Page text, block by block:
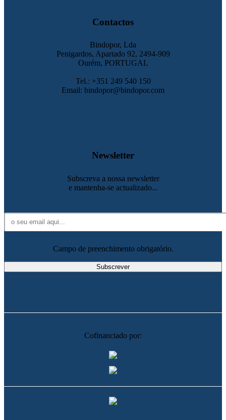
Contactos
Bindopor, Lda
Penigardos, Apartado 92, 2494-909
Ourém, PORTUGAL
Tel.: +351 249 540 150
Email: bindopor@bindopor.com
Newsletter
Subscreva a nossa newsletter
e mantenha-se actualizado...
Campo de preenchimento obrigatório.
Cofinanciado por: